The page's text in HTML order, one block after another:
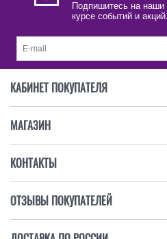
Подпишитесь на наши
курсе событий и акций.
КАБИНЕТ ПОКУПАТЕЛЯ
МАГАЗИН
КОНТАКТЫ
ОТЗЫВЫ ПОКУПАТЕЛЕЙ